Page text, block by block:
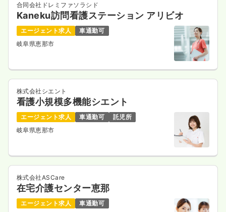
合同会社ドレミファソラシド
Kaneku訪問看護ステーション アリビオ
エージェント求人
車通勤可
岐阜県恵那市
株式会社シエント
看護小規模多機能シエント
エージェント求人 車通勤可
託児所
岐阜県恵那市
株式会社ASCare
在宅介護センター恵那
エージェント求人 車通勤可